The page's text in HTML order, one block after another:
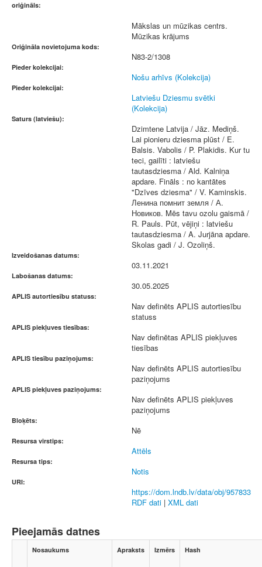
oriģināls:
Mākslas un mūzikas centrs.
Mūzikas krājums
Oriģināla novietojuma kods:
N83-2/1308
Pieder kolekcijai:
Nošu arhīvs (Kolekcija)
Pieder kolekcijai:
Latviešu Dziesmu svētki
(Kolekcija)
Saturs (latviešu):
Dzimtene Latvija / Jāz. Mediņš.
Lai pionieru dziesma plūst / E.
Balsis. Vabolis / P. Plakidis. Kur tu
teci, gailīti : latviešu
tautasdziesma / Ald. Kalniņa
apdare. Fināls : no kantātes
"Dzīves dziesma" / V. Kaminskis.
Ленина помнит земля / А.
Новиков. Mēs tavu ozolu gaismā /
R. Pauls. Pūt, vējiņi : latviešu
tautasdziesma / A. Jurjāna apdare.
Skolas gadi / J. Ozoliņš.
Izveidošanas datums:
03.11.2021
Labošanas datums:
30.05.2025
APLIS autortiesību statuss:
Nav definēts APLIS autortiesību
statuss
APLIS piekļuves tiesības:
Nav definētas APLIS piekļuves
tiesības
APLIS tiesību paziņojums:
Nav definēts APLIS autortiesību
paziņojums
APLIS piekļuves paziņojums:
Nav definēts APLIS piekļuves
paziņojums
Bloķēts:
Nē
Resursa virstips:
Attēls
Resursa tips:
Notis
URI:
https://dom.lndb.lv/data/obj/957833
RDF dati | XML dati
Pieejamās datnes
Nosaukums Apraksts Izmērs Hash